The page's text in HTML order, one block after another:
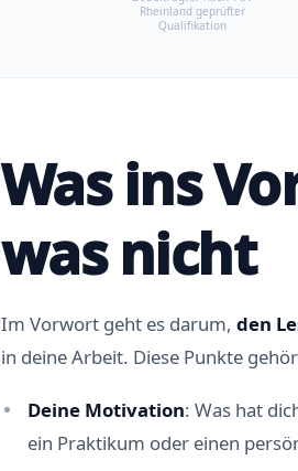
Rheinland geprüfter
Qualifikation
Was ins
was nicht
Im Vorwort geht es darum, den
in deine Arbeit. Diese Punkte
Deine Motivation: Was hat
ein Praktikum oder einen